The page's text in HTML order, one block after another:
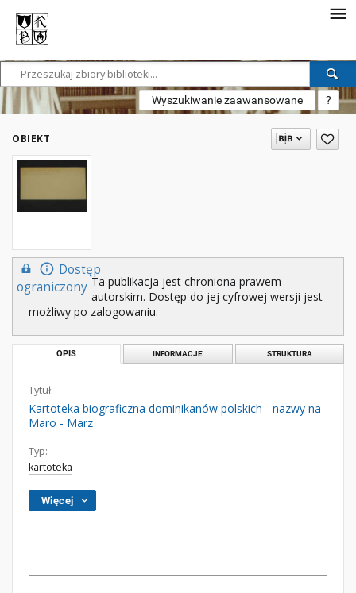
Wyszukiwanie zaawansowane ?
OBIEKT
Dostęp
ograniczony Ta publikacja jest chroniona prawem
autorskim. Dostęp do jej cyfrowej wersji jest
możliwy po zalogowaniu.
OPIS INFORMACJE STRUKTURA
Tytuł:
Kartoteka biograficzna dominikanów polskich - nazwy na
Maro - Marz
Typ:
kartoteka
Więcej